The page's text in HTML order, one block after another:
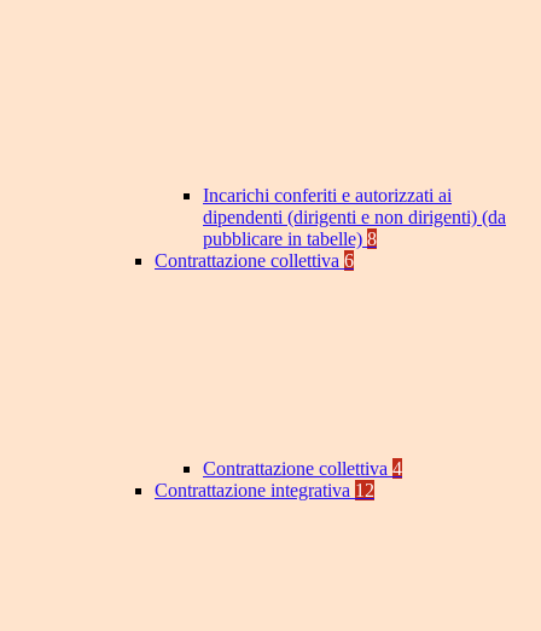
Incarichi conferiti e autorizzati ai
dipendenti (dirigenti e non dirigenti) (da
pubblicare in tabelle) 8
Contrattazione collettiva 6
Contrattazione collettiva 4
Contrattazione integrativa 12